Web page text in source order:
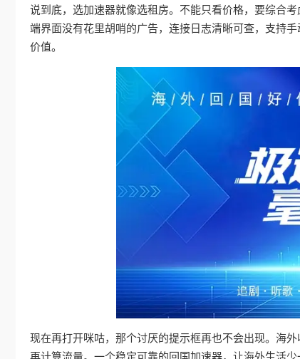
说到底，选加速器就像选租房。不能只看价格，要综合考
端界面没有花里胡哨的广告，连接日志清晰可查，支持
价值。
现在再打开咪咕，那个讨厌的提示框再也不会出现。海